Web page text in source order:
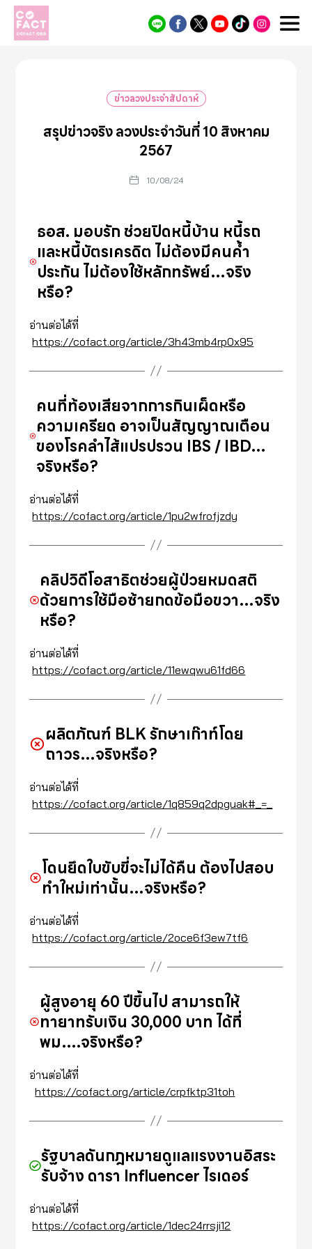
Cofact
ข่าวลวงประจำสัปดาห์
สรุปข่าวจริง ลวงประจำวันที่ 10 สิงหาคม
2567
10/08/24
ธอส. มอบรัก ช่วยปิดหนี้บ้าน หนี้รถ
และหนี้บัตรเครดิต ไม่ต้องมีคนค้ำ
ประกัน ไม่ต้องใช้หลักทรัพย์…จริง
หรือ?
อ่านต่อได้ที่
https://cofact.org/article/3h43mb4rp0x95
คนที่ท้องเสียจากการกินเผ็ดหรือ
ความเครียด อาจเป็นสัญญาณเตือน
ของโรคลำไส้แปรปรวน IBS / IBD…
จริงหรือ?
อ่านต่อได้ที่
https://cofact.org/article/1pu2wfrofjzdy
คลิปวิดีโอสาธิตช่วยผู้ป่วยหมดสติ
ด้วยการใช้มือซ้ายกดข้อมือขวา…จริง
หรือ?
อ่านต่อได้ที่
https://cofact.org/article/11ewqwu61fd66
ผลิตภัณฑ์ BLK รักษาเก๊าท์โดย
ถาวร…จริงหรือ?
อ่านต่อได้ที่
https://cofact.org/article/1q859q2dpguak#_=_
โดนยึดใบขับขี่จะไม่ได้คืน ต้องไปสอบ
ทำใหม่เท่านั้น…จริงหรือ?
อ่านต่อได้ที่
https://cofact.org/article/2oce6f3ew7tf6
ผู้สูงอายุ 60 ปีขึ้นไป สามารถให้
ทายาทรับเงิน 30,000 บาท ได้ที่
พม….จริงหรือ?
อ่านต่อได้ที่
https://cofact.org/article/crpfktp31toh
รัฐบาลดันกฎหมายดูแลแรงงานอิสระ
รับจ้าง ดารา Influencer ไรเดอร์
อ่านต่อได้ที่
https://cofact.org/article/1dec24rrsji12